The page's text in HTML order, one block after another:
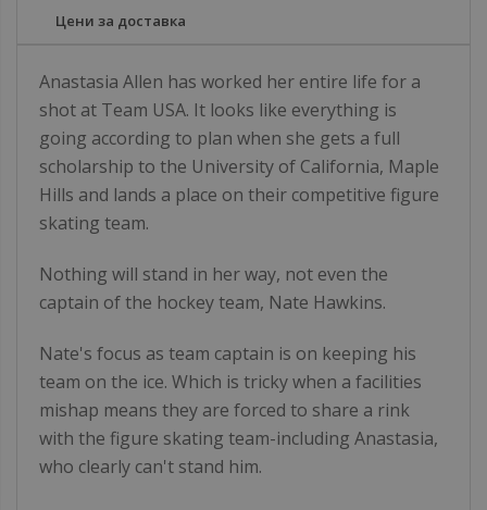
Цени за доставка
Anastasia Allen has worked her entire life for a
shot at Team USA. It looks like everything is
going according to plan when she gets a full
scholarship to the University of California, Maple
Hills and lands a place on their competitive figure
skating team.
Nothing will stand in her way, not even the
captain of the hockey team, Nate Hawkins.
Nate's focus as team captain is on keeping his
team on the ice. Which is tricky when a facilities
mishap means they are forced to share a rink
with the figure skating team-including Anastasia,
who clearly can't stand him.